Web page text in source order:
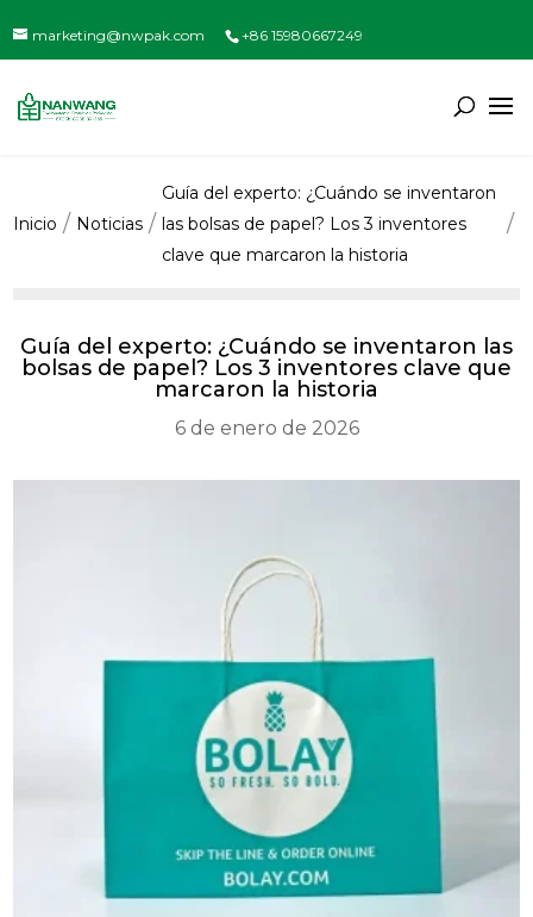
marketing@nwpak.com +86 15980667249
Inicio Noticias
Guía del experto: ¿Cuándo se inventaron
las bolsas de papel? Los 3 inventores
clave que marcaron la historia
Guía del experto: ¿Cuándo se inventaron las
bolsas de papel? Los 3 inventores clave que
marcaron la historia
6 de enero de 2026